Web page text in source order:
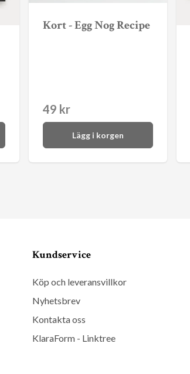
Kort - Egg Nog Recipe
49 kr
Lägg i korgen
Kundservice
Köp och leveransvillkor
Nyhetsbrev
Kontakta oss
KlaraForm - Linktree